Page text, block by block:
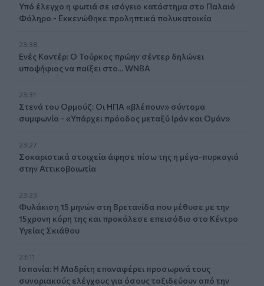
Υπό έλεγχο η φωτιά σε ισόγειο κατάστημα στο Παλαιό
Φάληρο - Εκκενώθηκε προληπτικά πολυκατοικία
23:38
Ενές Καντέρ: Ο Τούρκος πρώην σέντερ δηλώνει
υποψήφιος να παίξει στο... WNBA
23:31
Στενά του Ορμούζ: Οι ΗΠΑ «βλέπουν» σύντομα
συμφωνία - «Υπάρχει πρόοδος μεταξύ Ιράν και Ομάν»
23:27
Σοκαριστικά στοιχεία άφησε πίσω της η μέγα-πυρκαγιά
στην Αττικοβοιωτία
23:23
Φυλάκιση 15 μηνών στη Βρετανίδα που μέθυσε με την
15χρονη κόρη της και προκάλεσε επεισόδιο στο Κέντρο
Υγείας Σκιάθου
23:11
Ισπανία: Η Μαδρίτη επαναφέρει προσωρινά τους
συνοριακούς ελέγχους για όσους ταξιδεύουν από την